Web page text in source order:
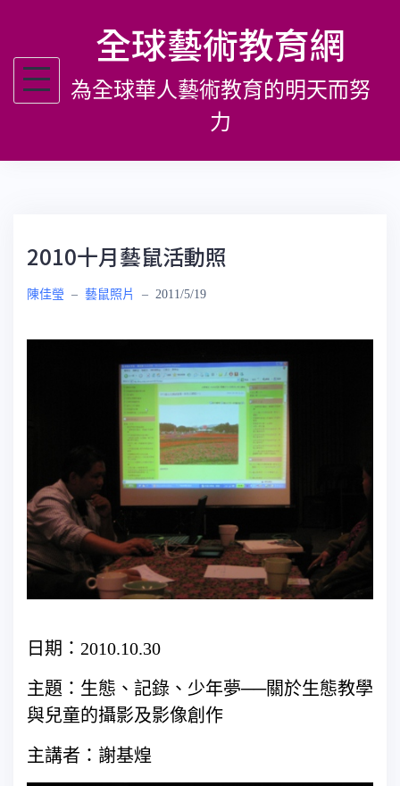
主
全球藝術教育網
為全球華人藝術教育的明天而努
力
2010十月藝鼠活動照
陳佳瑩 – 藝鼠照片 – 2011/5/19
日期：2010.10.30
主題：生態、記錄、少年夢──關於生態教學
與兒童的攝影及影像創作
主講者：謝基煌